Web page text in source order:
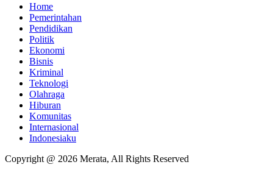
Home
Pemerintahan
Pendidikan
Politik
Ekonomi
Bisnis
Kriminal
Teknologi
Olahraga
Hiburan
Komunitas
Internasional
Indonesiaku
Copyright @ 2026 Merata, All Rights Reserved